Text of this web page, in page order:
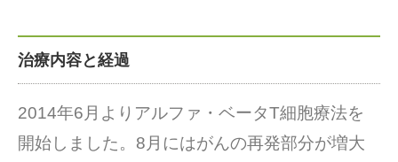
治療内容と経過
2014年6月よりアルファ・ベータT細胞療法を
開始しました。8月にはがんの再発部分が増大